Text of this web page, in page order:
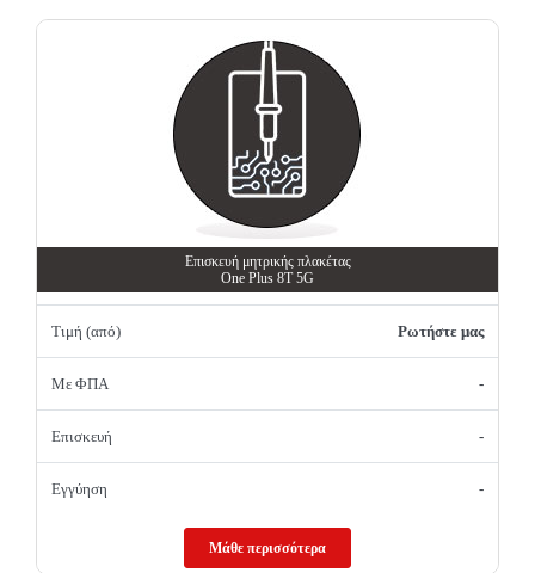
Επισκευή μητρικής πλακέτας
One Plus 8T 5G
Τιμή (από) Ρωτήστε μας
Με ΦΠΑ -
Επισκευή -
Εγγύηση -
Μάθε περισσότερα